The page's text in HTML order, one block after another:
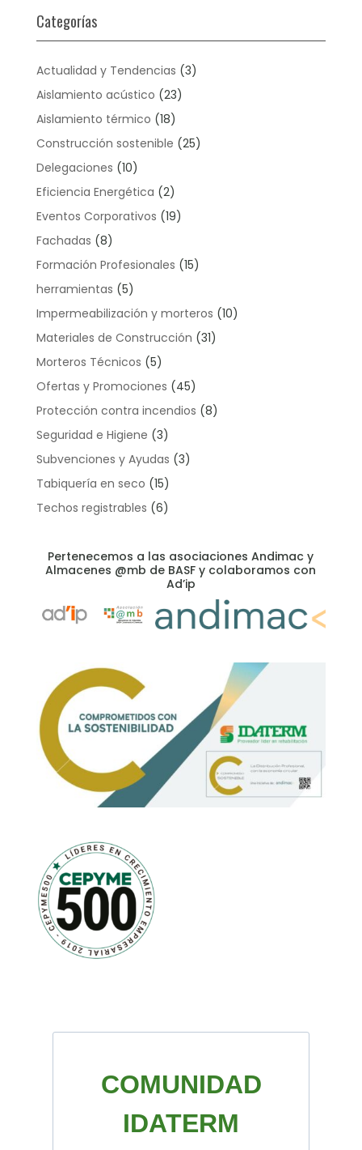
Categorías
Actualidad y Tendencias (3)
Aislamiento acústico (23)
Aislamiento térmico (18)
Construcción sostenible (25)
Delegaciones (10)
Eficiencia Energética (2)
Eventos Corporativos (19)
Fachadas (8)
Formación Profesionales (15)
herramientas (5)
Impermeabilización y morteros (10)
Materiales de Construcción (31)
Morteros Técnicos (5)
Ofertas y Promociones (45)
Protección contra incendios (8)
Seguridad e Higiene (3)
Subvenciones y Ayudas (3)
Tabiquería en seco (15)
Techos registrables (6)
Pertenecemos a las asociaciones Andimac y
Almacenes @mb de BASF y colaboramos con
Ad’ip